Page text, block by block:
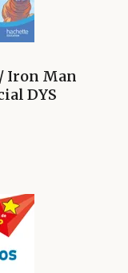
Iron Man
DYS